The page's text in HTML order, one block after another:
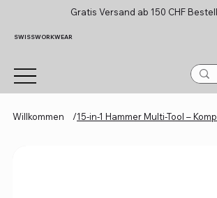
Gratis Versand ab 150 CHF
SWISSWORKWEAR
Willkommen /15-in-1 Hammer Multi-Tool –